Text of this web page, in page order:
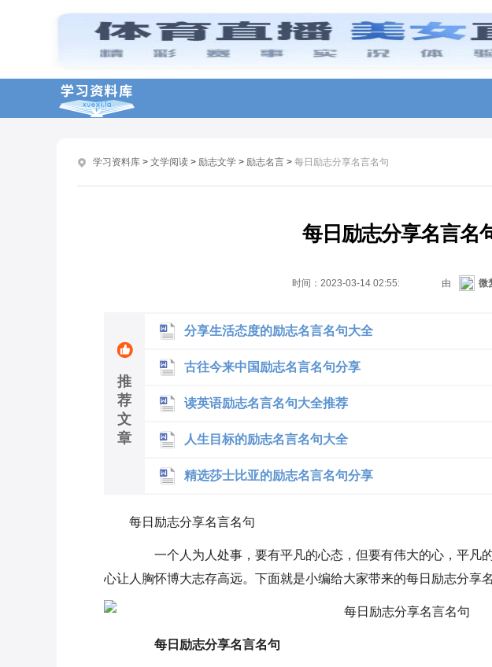
学习资料库 > 文学阅读 > 励志文学 > 励志名言 > 每日励志分享名言名句
每日励志分享名言名
时间： 2023-03-14 02:55:01 由 微
推
荐
文
章
分享生活态度的励志名言名句大全
古往今来中国励志名言名句分享
读英语励志名言名句大全推荐
人生目标的励志名言名句大全
精选莎士比亚的励志名言名句分享
每日励志分享名言名句
一个人为人处事，要有平凡的心态，但要有伟大的心，平凡
心让人胸怀博大志存高远。下面就是小编给大家带来的每日励志分享
每日励志分享名言名句
关于毅力的励志名言名句
有关环保的励志名言名句大全
鼓励学生学习的励志名言名句
关于简单励志英文名言名句汇集
形容效率的励志名言名句分享